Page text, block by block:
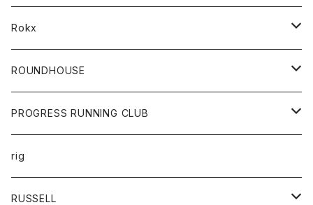
バック
カットソー
カーディガン
ボトムス
ショートパンツ
パンツ
レディース
カットソー
コート
バック
ショートパンツ
Rokx
ボトム
ROUNDHOUSE
エプロン
キッズ
オーバーオール
ボトム
PROGRESS RUNNING CLUB
トップス
Tシャツ
グッズ
rig
RUSSELL